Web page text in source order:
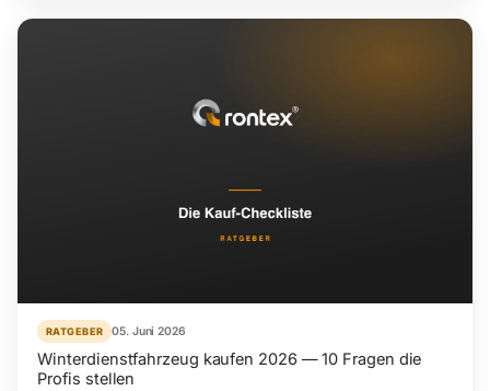
RATGEBER 05. Juni 2026
Winterdienstfahrzeug kaufen 2026 — 10 Fragen die
Profis stellen